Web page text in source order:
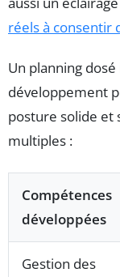
réels à consentir
Un planning
développement
posture solide et
multiples :
Compétences
développées
Gestion des